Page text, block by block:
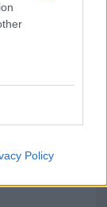
Policy
tra Olbia e
Arzachena,
Olbia al